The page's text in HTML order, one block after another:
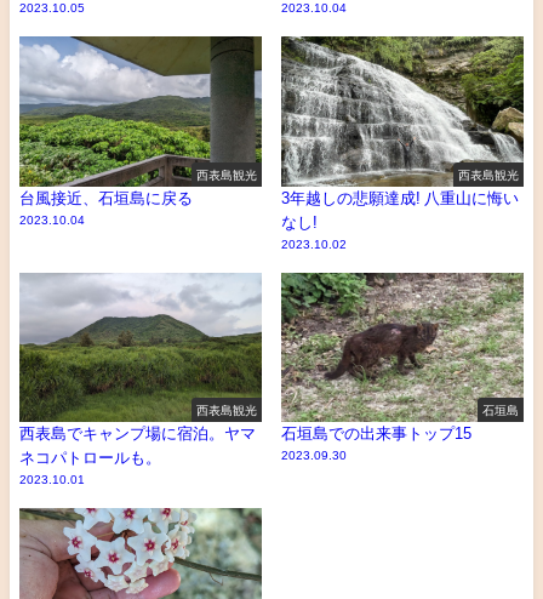
2023.10.05 2023.10.04
西表島観光
台風接近、石垣島に戻る
2023.10.04
西表島観光
3年越しの悲願達成! 八重山に悔い
なし!
2023.10.02
西表島観光
西表島でキャンプ場に宿泊。ヤマ
ネコパトロールも。
2023.10.01
石垣島
石垣島での出来事トップ15
2023.09.30